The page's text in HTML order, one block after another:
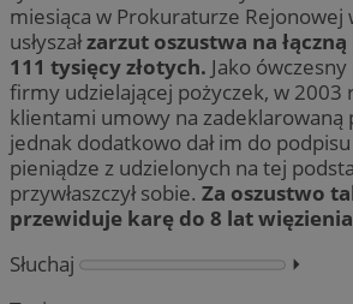
miesiąca w Prokuraturze Rejonowej
usłyszałzarzut oszustwa na
111 tysięcy złotych. Jako
firmy udzielającej pożyczek, w 2003
klientami umowy na zadeklarowaną
jednak dodatkowo dał im do
pieniądze z udzielonych na tej
przywłaszczył sobie. Za oszustwo
przewiduje karę do 8 lat
Słuchaj
⏵︎